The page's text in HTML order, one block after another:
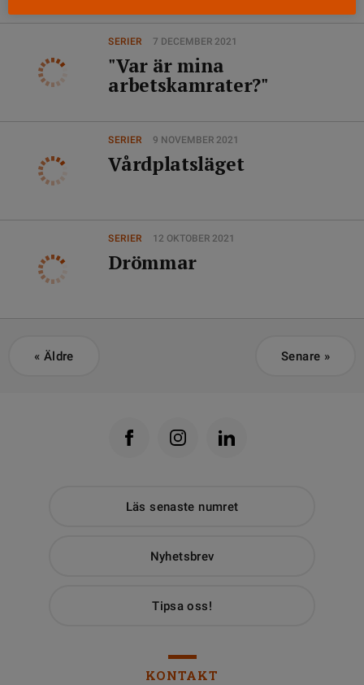
SERIER 7 DECEMBER 2021
"Var är mina
arbetskamrater?"
SERIER 9 NOVEMBER 2021
Vårdplatsläget
SERIER 12 OKTOBER 2021
Drömmar
« Äldre Senare »
Läs senaste numret
Nyhetsbrev
Tipsa oss!
KONTAKT